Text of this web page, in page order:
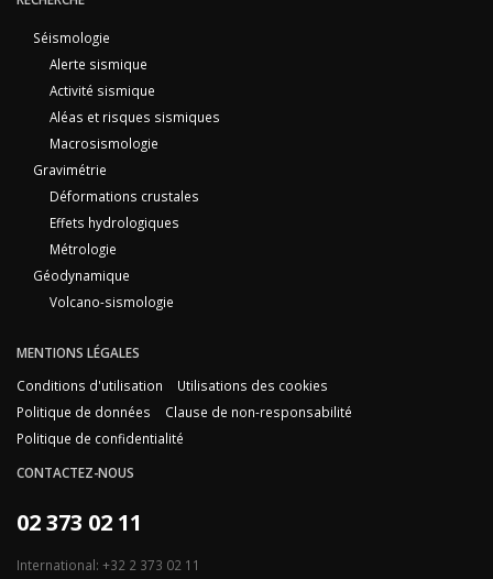
Séismologie
Alerte sismique
Activité sismique
Aléas et risques sismiques
Macrosismologie
Gravimétrie
Déformations crustales
Effets hydrologiques
Métrologie
Géodynamique
Volcano-sismologie
MENTIONS LÉGALES
Conditions d'utilisation
Utilisations des cookies
Politique de données
Clause de non-responsabilité
Politique de confidentialité
CONTACTEZ-NOUS
02 373 02 11
International: +32 2 373 02 11